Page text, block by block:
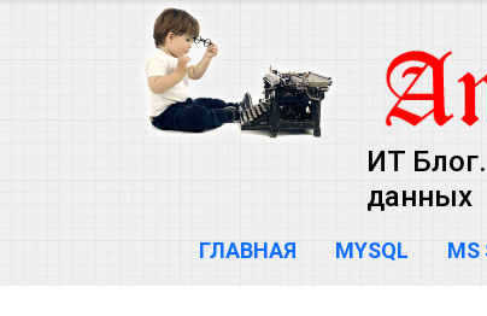
ИТ
данных
ГЛАВНАЯ MYSQL MS